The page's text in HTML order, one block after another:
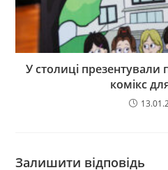
У столиці
комікс
Залишити відповідь